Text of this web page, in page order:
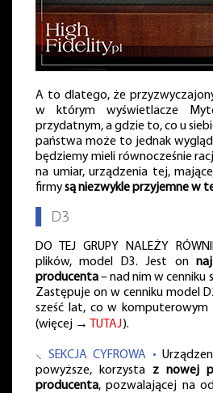
A to dlatego, że
w którym wyświetlacze
przydatnym, a gdzie to, co u
państwa może to jednak
będziemy mieli równocześnie
na umiar, urządzenia tej,
firmysą niezwykle przyjemne w
D3
DO TEJ GRUPY NALEŻY
plików, model D3. Jest on
producenta– nad nim w cenniku
Zastępuje on w cenniku model
sześć lat, co w komputerowym
(więcej →
TUTAJ).
⸜ SEKCJA CYFROWA •
powyższe, korzysta z nowej
producenta, pozwalającej na